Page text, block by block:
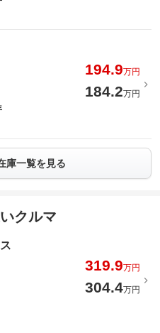
194.9万円
184.2万円
庫一覧を見る
クルマ
319.9万円
304.4万円